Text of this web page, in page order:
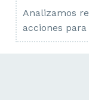
Analizamos
acciones